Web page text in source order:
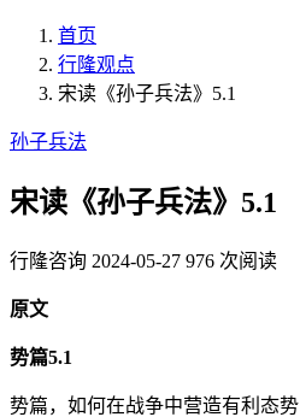
首页
行隆观点
宋读《孙子兵法》5.1
孙子兵法
宋读《孙子兵法》5.1
行隆咨询 2024-05-27 976 次阅读
原文
势篇5.1
势篇，如何在战争中营造有利态势